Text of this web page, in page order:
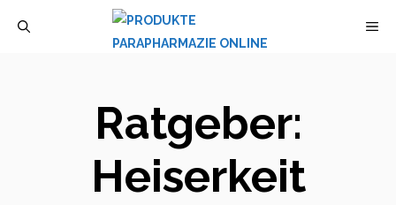
Ratgeber:
Heiserkeit